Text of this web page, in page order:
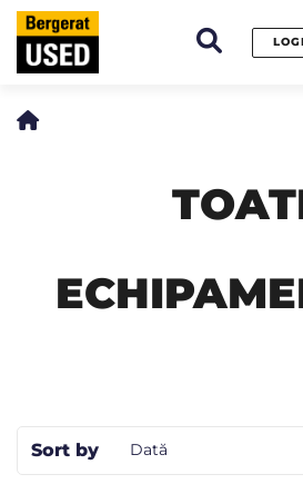
Sort by Dată
Panoul de gestionare a panourilor